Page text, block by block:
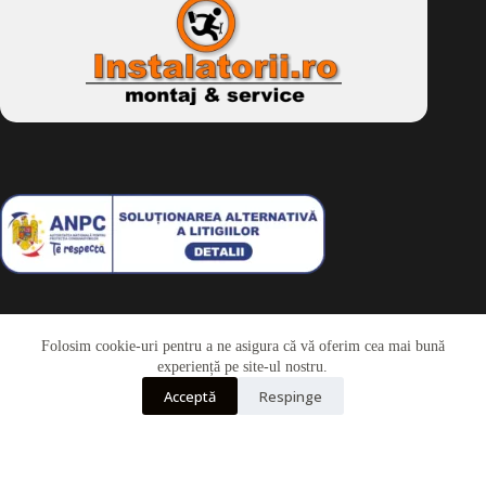
Folosim cookie-uri pentru a ne asigura că vă oferim cea mai bună
experiență pe site-ul nostru.
Acceptă Respinge
Drepturi de autor © 2026 - Dkbike.ropowered by